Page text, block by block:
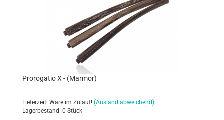
Prorogatio X - (Marmor)
Lieferzeit: Ware im Zulauf! (Ausland abweichend)
Lagerbestand: 0 Stück